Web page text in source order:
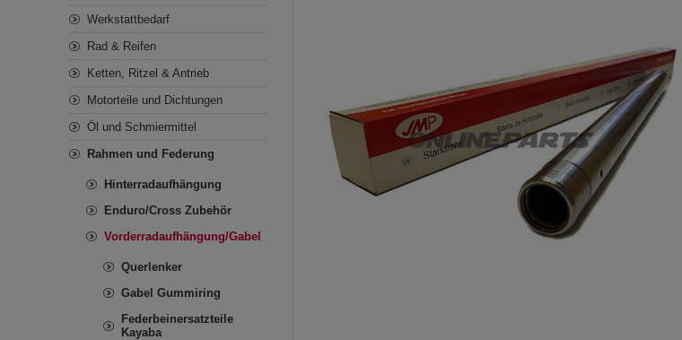
Werkstattbedarf
Rad & Reifen
Ketten, Ritzel & Antrieb
Motorteile und Dichtungen
Öl und Schmiermittel
Rahmen und Federung
Hinterradaufhängung
Enduro/Cross Zubehör
Vorderradaufhängung/Gabel
Querlenker
Gabel Gummiring
Federbeinersatzteile
Kayaba